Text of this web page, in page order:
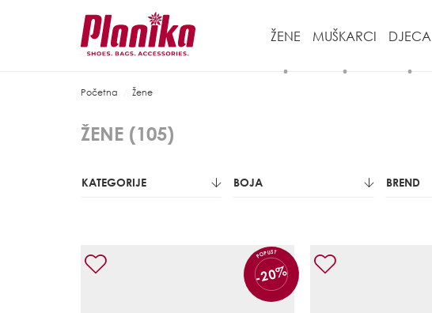
ŽENE MUŠKARCI DJECA
Početna Žene
ŽENE (105)
KATEGORIJE BOJA BREND
POPUST
-20%